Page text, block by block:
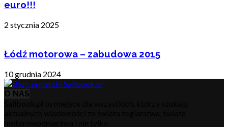
euro!!!
2 stycznia 2025
Łódź motorowa – zabudowa 2015
10 grudnia 2024
O NAS